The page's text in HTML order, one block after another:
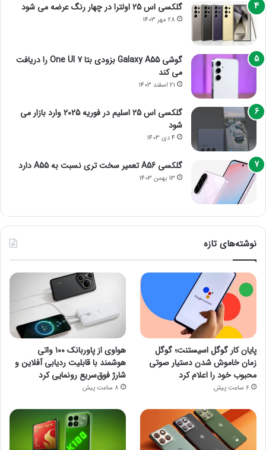
گلکسی اس 25 اولترا در چهار رنگ عرضه می شود
28 مهر 1403
گوشی Galaxy A55 بزودی بتا One UI 7 را دریافت
می کند
21 اسفند 1403
گلکسی اس 25 اسلیم در فوریه 2025 وارد بازار می
شود
4 دی 1403
گلکسی A56 تعمیر سخت تری نسبت به A55 دارد
13 بهمن 1403
نوشته‌های تازه
پایان کار گوگل اسیستنت؛ گوگل
زمان خاموش شدن دستیار صوتی
محبوب خود را اعلام کرد
6 ساعت پیش
هواوی از پاوربانک ۱۰۰ واتی
هوشمند با قابلیت ردیابی آفلاین و
شارژ فوق‌سریع رونمایی کرد
8 ساعت پیش